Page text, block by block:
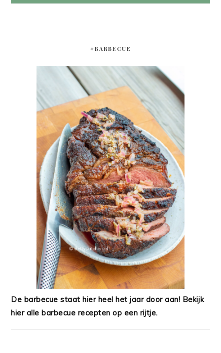
#BARBECUE
De barbecue staat hier heel het jaar door aan! Bekijk
hier alle barbecue recepten op een rijtje.